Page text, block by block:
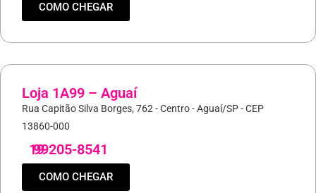
COMO CHEGAR
Loja 1A99 – Aguaí
Rua Capitão Silva Borges, 762 - Centro - Aguaí/SP - CEP
13860-000
19
99205-8541
COMO CHEGAR